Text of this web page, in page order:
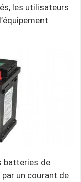
les utilisateurs
batteries de
un courant de